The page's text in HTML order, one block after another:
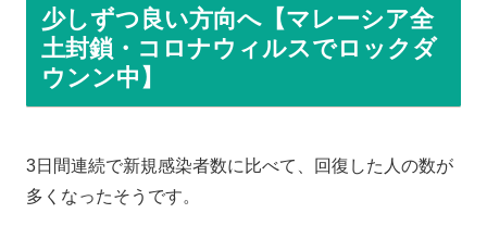
少しずつ良い方向へ【マレーシア全
土封鎖・コロナウィルスでロックダ
ウンン中】
3日間連続で新規感染者数に比べて、回復した人の数が
多くなったそうです。